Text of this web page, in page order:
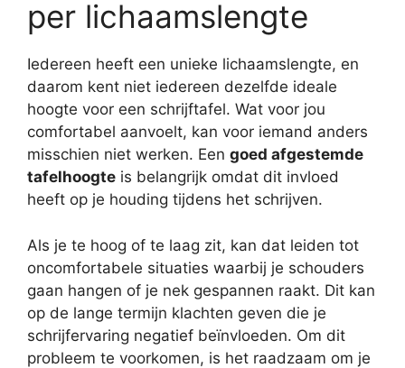
per lichaamslengte
Iedereen heeft een unieke lichaamslengte, en
daarom kent niet iedereen dezelfde ideale
hoogte voor een schrijftafel. Wat voor jou
comfortabel aanvoelt, kan voor iemand anders
misschien niet werken. Een goed afgestemde
tafelhoogte is belangrijk omdat dit invloed
heeft op je houding tijdens het schrijven.
Als je te hoog of te laag zit, kan dat leiden tot
oncomfortabele situaties waarbij je schouders
gaan hangen of je nek gespannen raakt. Dit kan
op de lange termijn klachten geven die je
schrijfervaring negatief beïnvloeden. Om dit
probleem te voorkomen, is het raadzaam om je